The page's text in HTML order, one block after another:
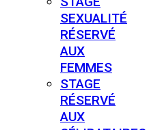
SEXUALITÉ
RÉSERVÉ
AUX
FEMMES
STAGE
RÉSERVÉ
AUX